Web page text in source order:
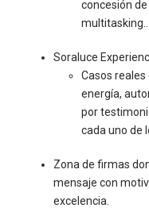
concesión
multitasking…
Soraluce
Casos
energía,
por
cada uno de
Zona de firmas
mensaje con
excelencia.